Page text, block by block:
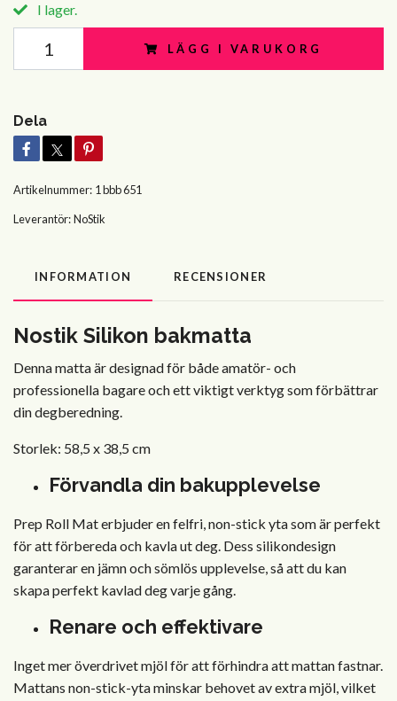
I lager.
LÄGG I VARUKORG
Dela
Artikelnummer: 1 bbb 651
Leverantör:NoStik
INFORMATION RECENSIONER
Nostik Silikon bakmatta
Denna matta är designad för både amatör- och
professionella bagare och ett viktigt verktyg som förbättrar
din degberedning.
Storlek: 58,5 x 38,5 cm
Förvandla din bakupplevelse
Prep Roll Mat erbjuder en felfri, non-stick yta som är perfekt
för att förbereda och kavla ut deg. Dess silikondesign
garanterar en jämn och sömlös upplevelse, så att du kan
skapa perfekt kavlad deg varje gång.
Renare och effektivare
Inget mer överdrivet mjöl för att förhindra att mattan fastnar.
Mattans non-stick-yta minskar behovet av extra mjöl, vilket